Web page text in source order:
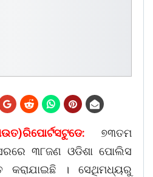
୭୩ତମ
୩୮ଜଣ ଓଡିଶା ପୋଲିସ
କରାଯାଇଛି । ସେଥିମଧ୍ୟରୁ